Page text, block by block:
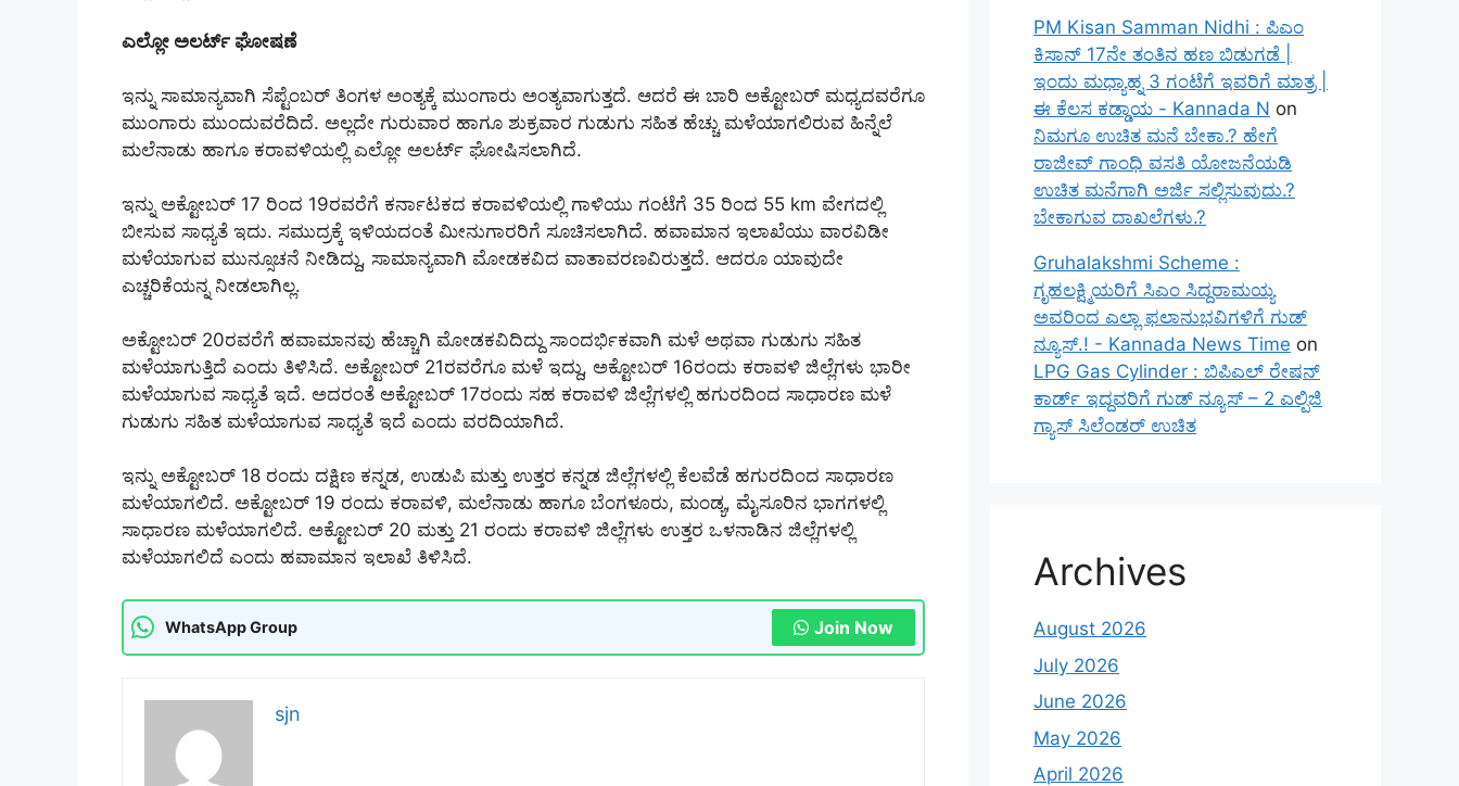
ಎಲ್ಲೋ ಅಲರ್ಟ್ ಘೋಷಣೆ
ಇನ್ನು ಸಾಮಾನ್ಯವಾಗಿ ಸೆಪ್ಟೆಂಬರ್ ತಿಂಗಳ ಅಂತ್ಯಕ್ಕೆ ಮುಂಗಾರು ಅಂತ್ಯವಾಗುತ್ತದೆ. ಆದರೆ ಈ ಬಾರಿ ಅಕ್ಟೋಬರ್ ಮಧ್ಯದವರೆಗೂ
ಮುಂಗಾರು ಮುಂದುವರೆದಿದೆ. ಅಲ್ಲದೇ ಗುರುವಾರ ಹಾಗೂ ಶುಕ್ರವಾರ ಗುಡುಗು ಸಹಿತ ಹೆಚ್ಚು ಮಳೆಯಾಗಲಿರುವ ಹಿನ್ನೆಲೆ
ಮಲೆನಾಡು ಹಾಗೂ ಕರಾವಳಿಯಲ್ಲಿ ಎಲ್ಲೋ ಅಲರ್ಟ್ ಘೋಷಿಸಲಾಗಿದೆ.
ಇನ್ನು ಅಕ್ಟೋಬರ್ 17 ರಿಂದ 19ರವರೆಗೆ ಕರ್ನಾಟಕದ ಕರಾವಳಿಯಲ್ಲಿ ಗಾಳಿಯು ಗಂಟೆಗೆ 35 ರಿಂದ 55 km ವೇಗದಲ್ಲಿ
ಬೀಸುವ ಸಾಧ್ಯತೆ ಇದು. ಸಮುದ್ರಕ್ಕೆ ಇಳಿಯದಂತೆ ಮೀನುಗಾರರಿಗೆ ಸೂಚಿಸಲಾಗಿದೆ. ಹವಾಮಾನ ಇಲಾಖೆಯು ವಾರವಿಡೀ
ಮಳೆಯಾಗುವ ಮುನ್ಸೂಚನೆ ನೀಡಿದ್ದು, ಸಾಮಾನ್ಯವಾಗಿ ಮೋಡಕವಿದ ವಾತಾವರಣವಿರುತ್ತದೆ. ಆದರೂ ಯಾವುದೇ
ಎಚ್ಚರಿಕೆಯನ್ನ ನೀಡಲಾಗಿಲ್ಲ.
ಅಕ್ಟೋಬರ್ 20ರವರೆಗೆ ಹವಾಮಾನವು ಹೆಚ್ಚಾಗಿ ಮೋಡಕವಿದಿದ್ದು ಸಾಂದರ್ಭಿಕವಾಗಿ ಮಳೆ ಅಥವಾ ಗುಡುಗು ಸಹಿತ
ಮಳೆಯಾಗುತ್ತಿದೆ ಎಂದು ತಿಳಿಸಿದೆ. ಅಕ್ಟೋಬರ್ 21ರವರೆಗೂ ಮಳೆ ಇದ್ದು, ಅಕ್ಟೋಬರ್ 16ರಂದು ಕರಾವಳಿ ಜಿಲ್ಲೆಗಳು ಭಾರೀ
ಮಳೆಯಾಗುವ ಸಾಧ್ಯತೆ ಇದೆ. ಅದರಂತೆ ಅಕ್ಟೋಬರ್ 17ರಂದು ಸಹ ಕರಾವಳಿ ಜಿಲ್ಲೆಗಳಲ್ಲಿ ಹಗುರದಿಂದ ಸಾಧಾರಣ ಮಳೆ
ಗುಡುಗು ಸಹಿತ ಮಳೆಯಾಗುವ ಸಾಧ್ಯತೆ ಇದೆ ಎಂದು ವರದಿಯಾಗಿದೆ.
ಇನ್ನು ಅಕ್ಟೋಬರ್ 18 ರಂದು ದಕ್ಷಿಣ ಕನ್ನಡ, ಉಡುಪಿ ಮತ್ತು ಉತ್ತರ ಕನ್ನಡ ಜಿಲ್ಲೆಗಳಲ್ಲಿ ಕೆಲವೆಡೆ ಹಗುರದಿಂದ ಸಾಧಾರಣ
ಮಳೆಯಾಗಲಿದೆ. ಅಕ್ಟೋಬರ್ 19 ರಂದು ಕರಾವಳಿ, ಮಲೆನಾಡು ಹಾಗೂ ಬೆಂಗಳೂರು, ಮಂಡ್ಯ, ಮೈಸೂರಿನ ಭಾಗಗಳಲ್ಲಿ
ಸಾಧಾರಣ ಮಳೆಯಾಗಲಿದೆ. ಅಕ್ಟೋಬರ್ 20 ಮತ್ತು 21 ರಂದು ಕರಾವಳಿ ಜಿಲ್ಲೆಗಳು ಉತ್ತರ ಒಳನಾಡಿನ ಜಿಲ್ಲೆಗಳಲ್ಲಿ
ಮಳೆಯಾಗಲಿದೆ ಎಂದು ಹವಾಮಾನ ಇಲಾಖೆ ತಿಳಿಸಿದೆ.
WhatsApp Group Join Now
sjn
PM Kisan Samman Nidhi : ಪಿಎಂ
ಕಿಸಾನ್ 17ನೇ ತಂತಿನ ಹಣ ಬಿಡುಗಡೆ |
ಇಂದು ಮಧ್ಯಾಹ್ನ 3 ಗಂಟೆಗೆ ಇವರಿಗೆ ಮಾತ್ರ |
ಈ ಕೆಲಸ ಕಡ್ಡಾಯ - Kannada N on
ನಿಮಗೂ ಉಚಿತ ಮನೆ ಬೇಕಾ.? ಹೇಗೆ
ರಾಜೀವ್ ಗಾಂಧಿ ವಸತಿ ಯೋಜನೆಯಡಿ
ಉಚಿತ ಮನೆಗಾಗಿ ಅರ್ಜಿ ಸಲ್ಲಿಸುವುದು.?
ಬೇಕಾಗುವ ದಾಖಲೆಗಳು.?
Gruhalakshmi Scheme :
ಗೃಹಲಕ್ಷ್ಮಿಯರಿಗೆ ಸಿಎಂ ಸಿದ್ದರಾಮಯ್ಯ
ಅವರಿಂದ ಎಲ್ಲಾ ಫಲಾನುಭವಿಗಳಿಗೆ ಗುಡ್
ನ್ಯೂಸ್.! - Kannada News Time on
LPG Gas Cylinder : ಬಿಪಿಎಲ್ ರೇಷನ್
ಕಾರ್ಡ್ ಇದ್ದವರಿಗೆ ಗುಡ್ ನ್ಯೂಸ್ – 2 ಎಲ್ಪಿಜಿ
ಗ್ಯಾಸ್ ಸಿಲೆಂಡರ್ ಉಚಿತ
Archives
August 2026
July 2026
June 2026
May 2026
April 2026